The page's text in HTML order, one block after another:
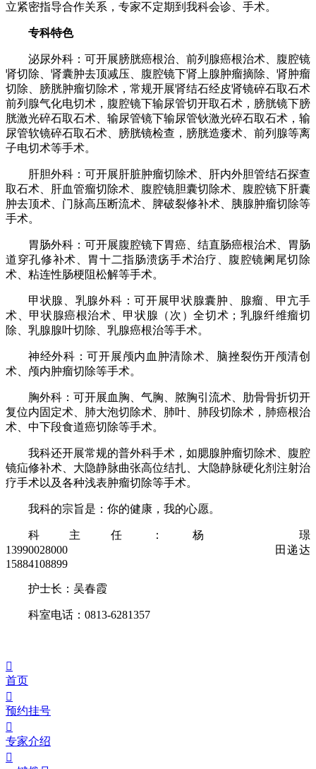
立紧密指导合作关系，专家不定期到我科会诊、手术。
专科特色
泌尿外科：可开展膀胱癌根治、前列腺癌根治术、腹腔镜
肾切除、肾囊肿去顶减压、腹腔镜下肾上腺肿瘤摘除、肾肿瘤
切除、膀胱肿瘤切除术，常规开展肾结石经皮肾镜碎石取石术
前列腺气化电切术，腹腔镜下输尿管切开取石术，膀胱镜下膀
胱激光碎石取石术、输尿管镜下输尿管钬激光碎石取石术，输
尿管软镜碎石取石术、膀胱镜检查，膀胱造瘘术、前列腺等离
子电切术等手术。
肝胆外科：可开展肝脏肿瘤切除术、肝内外胆管结石探查
取石术、肝血管瘤切除术、腹腔镜胆囊切除术、腹腔镜下肝囊
肿去顶术、门脉高压断流术、脾破裂修补术、胰腺肿瘤切除等
手术。
胃肠外科：可开展腹腔镜下胃癌、结直肠癌根治术、胃肠
道穿孔修补术、胃十二指肠溃疡手术治疗、腹腔镜阑尾切除
术、粘连性肠梗阻松解等手术。
甲状腺、乳腺外科：可开展甲状腺囊肿、腺瘤、甲亢手
术、甲状腺癌根治术、甲状腺（次）全切术；乳腺纤维瘤切
除、乳腺腺叶切除、乳腺癌根治等手术。
神经外科：可开展颅内血肿清除术、脑挫裂伤开颅清创
术、颅内肿瘤切除等手术。
胸外科：可开展血胸、气胸、脓胸引流术、肋骨骨折切开
复位内固定术、肺大泡切除术、肺叶、肺段切除术，肺癌根治
术、中下段食道癌切除等手术。
我科还开展常规的普外科手术，如腮腺肿瘤切除术、腹腔
镜疝修补术、大隐静脉曲张高位结扎、大隐静脉硬化剂注射治
疗手术以及各种浅表肿瘤切除等手术。
我科的宗旨是：你的健康，我的心愿。
科主任：杨
璟
13990028000
田递达
15884108899
护士长：吴春霞
科室电话： 0813-6281357

首页

预约挂号

专家介绍
